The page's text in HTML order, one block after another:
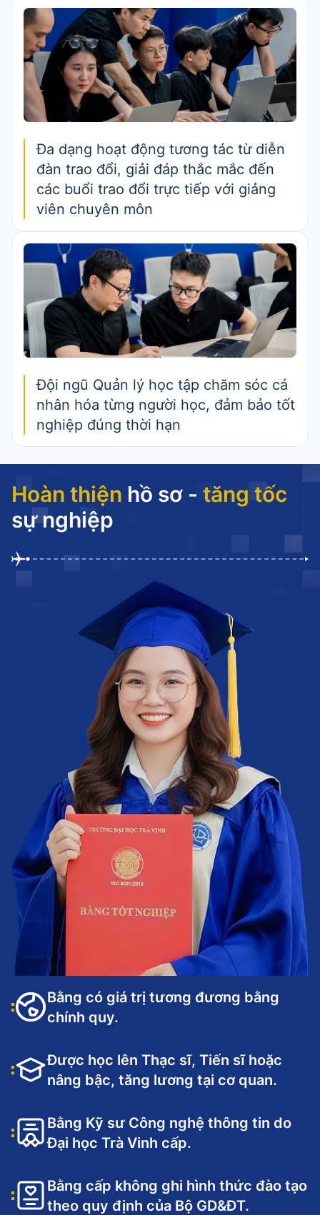
Đa dạng hoạt động tương tác từ diễn
đàn trao đổi, giải đáp thắc mắc đến
các buổi trao đổi trực tiếp với giảng
viên chuyên môn
Đội ngũ Quản lý học tập chăm sóc cá
nhân hóa từng người học, đảm bảo tốt
nghiệp đúng thời hạn
Hoàn thiện hồ sơ - tăng tốc
sự nghiệp
Bằng Kỹ sư Công nghệ thông tin do
Đại học Trà Vinh cấp.
Bằng cấp không ghi hình thức đào tạo
theo quy định của Bộ GD&ĐT.
Bằng có giá trị tương đương bằng
chính quy.
Được học lên Thạc sĩ, Tiến sĩ hoặc
nâng bậc, tăng lương tại cơ quan.